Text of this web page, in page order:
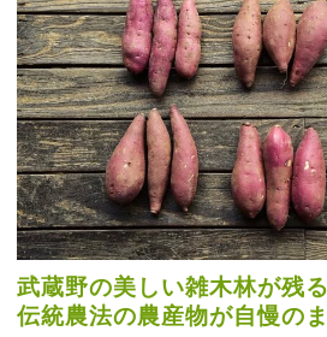
武蔵野の美しい雑木林が残る
伝統農法の農産物が自慢の